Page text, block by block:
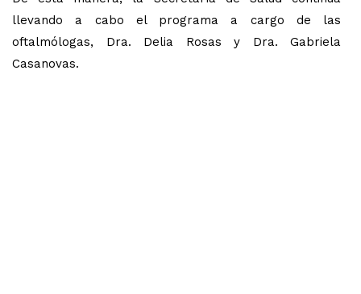
llevando a cabo el programa a cargo de las
oftalmólogas, Dra. Delia Rosas y Dra. Gabriela
Casanovas.